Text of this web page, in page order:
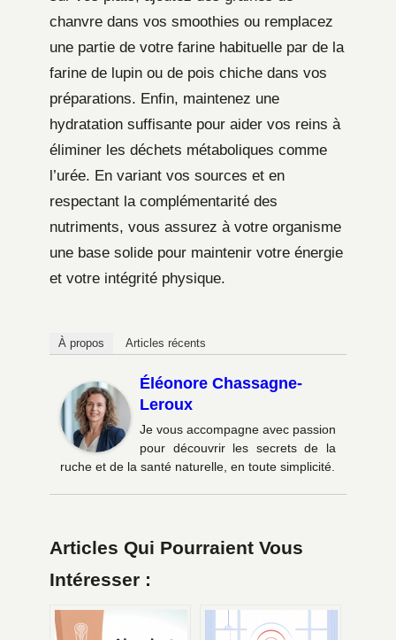
chanvre dans vos smoothies ou remplacez
une partie de votre farine habituelle par de la
farine de lupin ou de pois chiche dans vos
préparations. Enfin, maintenez une
hydratation suffisante pour aider vos reins à
éliminer les déchets métaboliques comme
l’urée. En variant vos sources et en
respectant la complémentarité des
nutriments, vous assurez à votre organisme
une base solide pour maintenir votre énergie
et votre intégrité physique.
À propos Articles récents
Éléonore Chassagne-
Leroux
Je vous accompagne avec passion
pour découvrir les secrets de la
ruche et de la santé naturelle, en toute simplicité.
Articles Qui Pourraient Vous
Intéresser :